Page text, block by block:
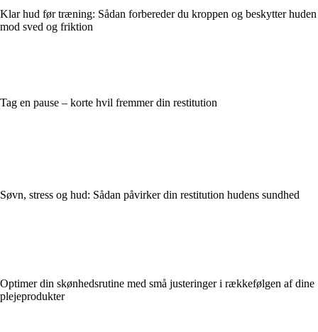
Klar hud før træning: Sådan forbereder du kroppen og beskytter huden
mod sved og friktion
Tag en pause – korte hvil fremmer din restitution
Søvn, stress og hud: Sådan påvirker din restitution hudens sundhed
Optimer din skønhedsrutine med små justeringer i rækkefølgen af dine
plejeprodukter